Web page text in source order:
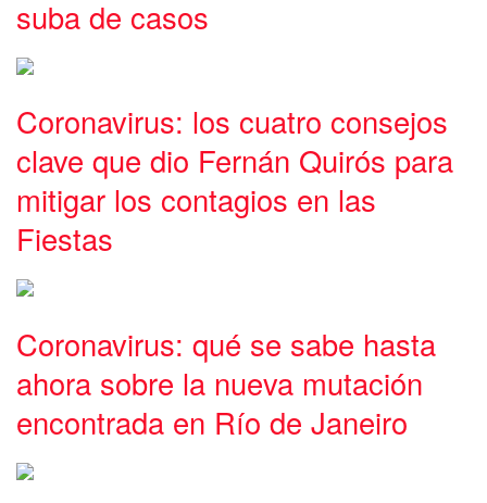
suba de casos
Coronavirus: los cuatro consejos
clave que dio Fernán Quirós para
mitigar los contagios en las
Fiestas
Coronavirus: qué se sabe hasta
ahora sobre la nueva mutación
encontrada en Río de Janeiro